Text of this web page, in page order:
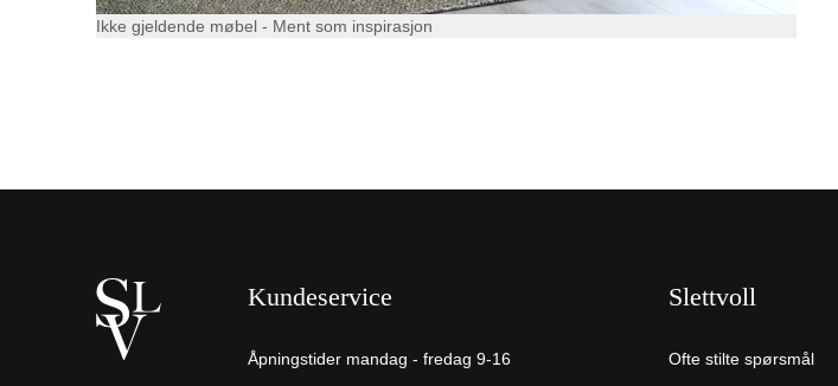
Ikke gjeldende møbel - Ment som inspirasjon
Kundeservice
Åpningstider mandag - fredag 9-16
Slettvoll
Ofte stilte spørsmål